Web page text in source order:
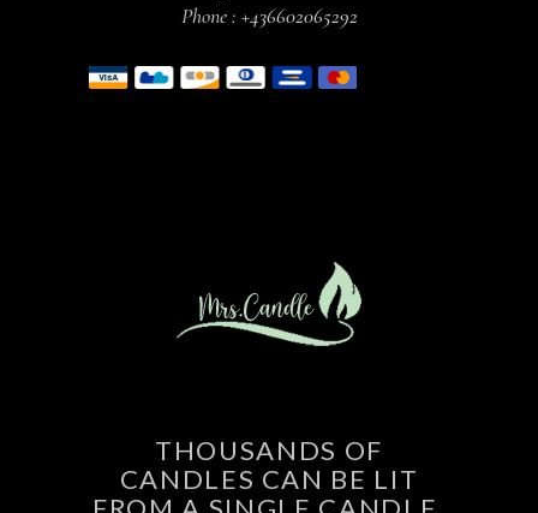
Phone : +436602065292
THOUSANDS OF
CANDLES CAN BE LIT